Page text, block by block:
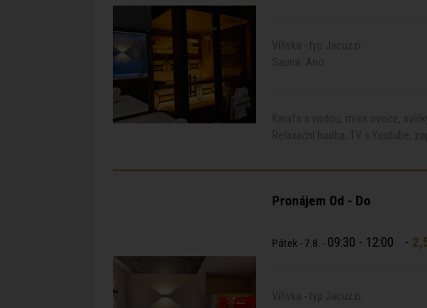
Pronájem Od - Do
Pátek - 7.8. - 09:30 - 12:00 -